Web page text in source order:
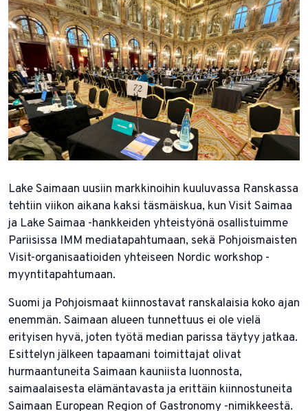
Lake Saimaan uusiin markkinoihin kuuluvassa Ranskassa
tehtiin viikon aikana kaksi täsmäiskua, kun Visit Saimaa
ja Lake Saimaa -hankkeiden yhteistyönä osallistuimme
Pariisissa IMM mediatapahtumaan, sekä Pohjoismaisten
Visit-organisaatioiden yhteiseen Nordic workshop -
myyntitapahtumaan.
Suomi ja Pohjoismaat kiinnostavat ranskalaisia koko ajan
enemmän. Saimaan alueen tunnettuus ei ole vielä
erityisen hyvä, joten työtä median parissa täytyy jatkaa.
Esittelyn jälkeen tapaamani toimittajat olivat
hurmaantuneita Saimaan kauniista luonnosta,
saimaalaisesta elämäntavasta ja erittäin kiinnostuneita
Saimaan European Region of Gastronomy -nimikkeestä.